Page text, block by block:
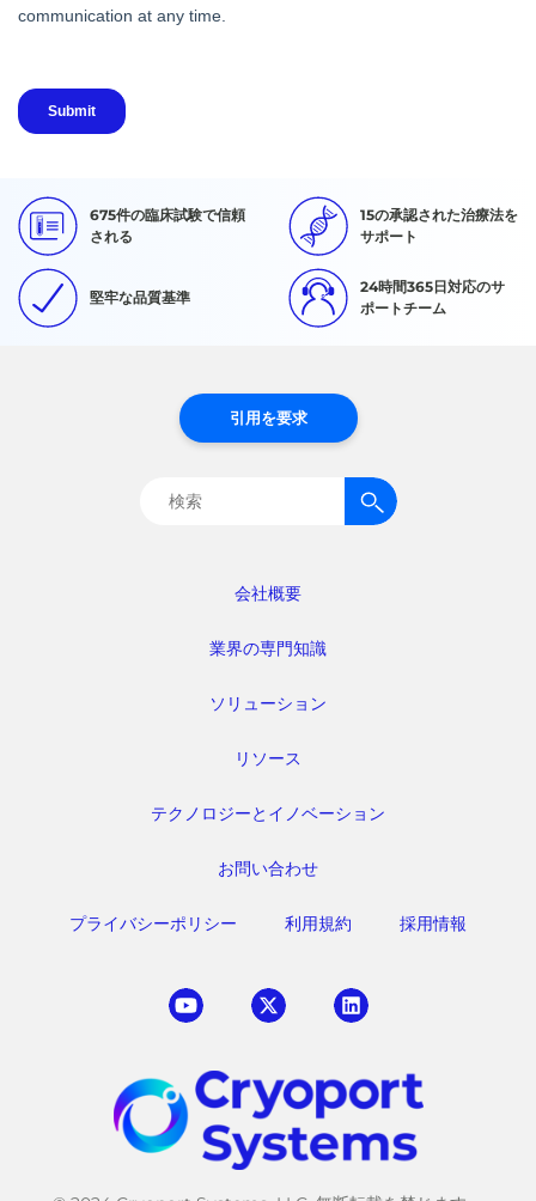
675件の臨床試験で信頼
される
15の承認された治療法を
サポート
堅牢な品質基準
24時間365日対応のサ
ポートチーム
会社概要
業界の専門知識
ソリューション
リソース
テクノロジーとイノベーション
お問い合わせ
プライバシーポリシー 利用規約 採用情報
引用を要求
検